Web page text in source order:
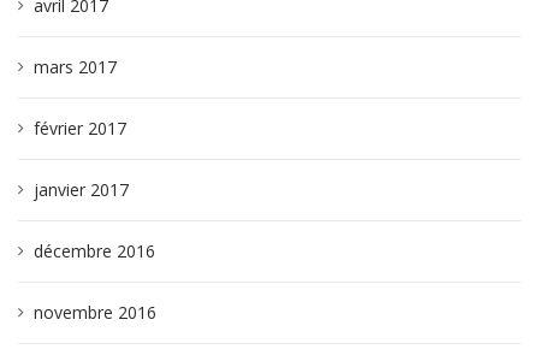
avril 2017
mars 2017
février 2017
janvier 2017
décembre 2016
novembre 2016